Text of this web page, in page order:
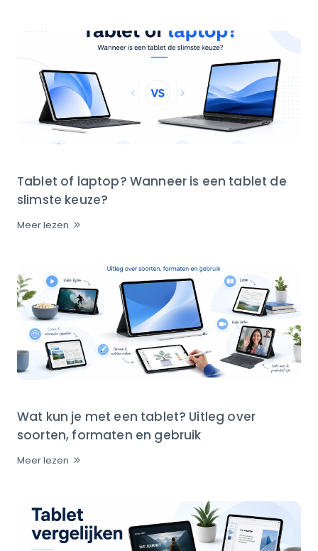
Tablet of laptop? Wanneer is een tablet de
slimste keuze?
Meer lezen
Wat kun je met een tablet? Uitleg over
soorten, formaten en gebruik
Meer lezen